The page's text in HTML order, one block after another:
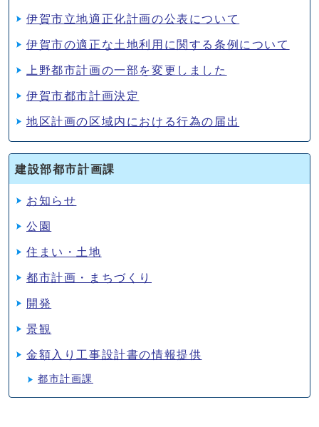
伊賀市立地適正化計画の公表について
伊賀市の適正な土地利用に関する条例について
上野都市計画の一部を変更しました
伊賀市都市計画決定
地区計画の区域内における行為の届出
建設部都市計画課
お知らせ
公園
住まい・土地
都市計画・まちづくり
開発
景観
金額入り工事設計書の情報提供
都市計画課